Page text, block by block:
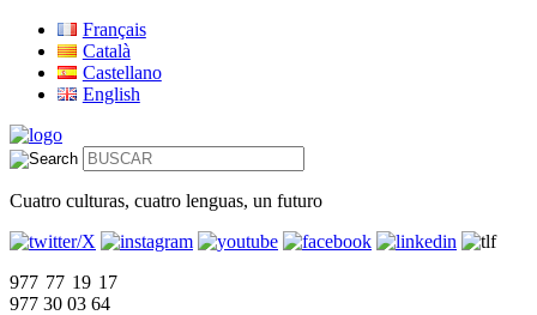
Français
Català
Castellano
English
Cuatro culturas, cuatro lenguas, un futuro
977 77 19 17
977 30 03 64